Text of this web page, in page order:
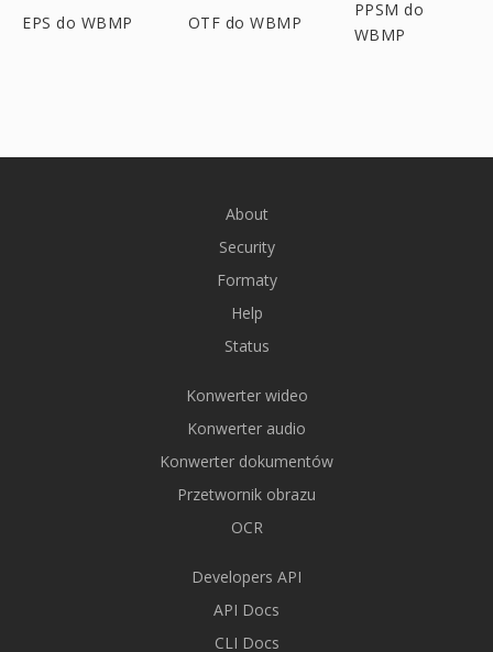
EPS do WBMP OTF do WBMP
PPSM do
WBMP
About
Security
Formaty
Help
Status
Konwerter wideo
Konwerter audio
Konwerter dokumentów
Przetwornik obrazu
OCR
Developers API
API Docs
CLI Docs